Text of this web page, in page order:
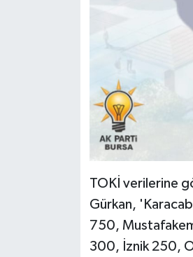
TOKİ verilerine
Gürkan,
750,
300, İznik 250,